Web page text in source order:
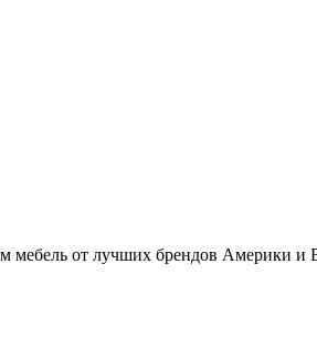
мебель от лучших брендов Америки и